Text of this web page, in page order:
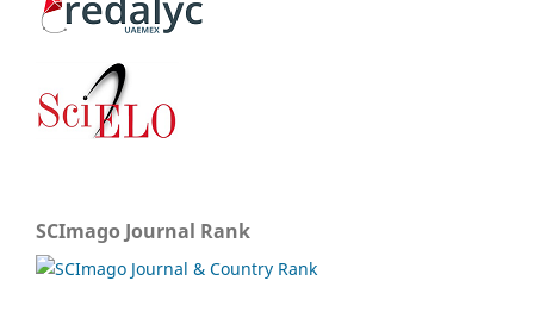
SCImago Journal Rank